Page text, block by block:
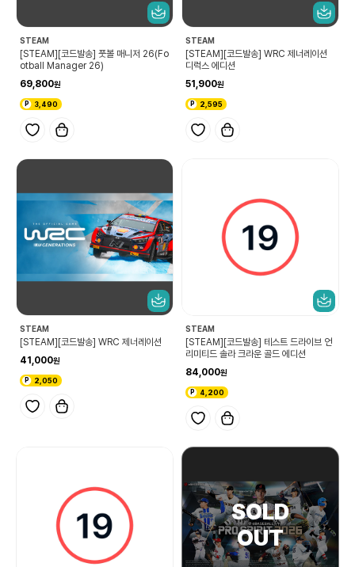
STEAM
[STEAM][코드발송] 풋볼 매니저 26(Fo
otball Manager 26)
69,800
3,490
STEAM
[STEAM][코드발송] WRC 제너레이션
디럭스 에디션
51,900
2,595
STEAM
[STEAM][코드발송] WRC 제너레이션
41,000
2,050
STEAM
[STEAM][코드발송] 테스트 드라이브 언
리미티드 솔라 크라운 골드 에디션
84,000
4,200